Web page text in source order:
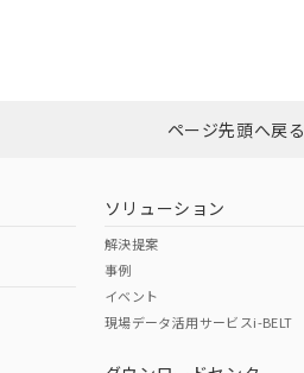
ダウンロードはこちらページ先頭へ戻る
ソリューション
解決提案
事例
イベント
現場データ活用サービスi-BELT